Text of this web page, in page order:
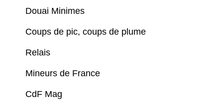
Douai Minimes
Coups de pic, coups de plume
Relais
Mineurs de France
CdF Mag